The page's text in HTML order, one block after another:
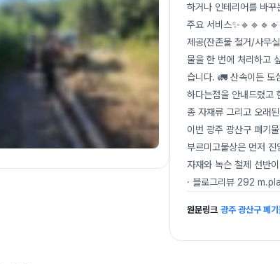
하거나 인테리어를 바
주요 서비스
제공(잔존물 철거/사무
물을 한 번에 처리하고
습니다. 🚛 산속이든 도
하다는점을 안내드렸고
종 자재류 그리고 오래
이번 광주 광산구 폐기
부르미고물상은 먼저
자재와 녹슨 철제 선반
· 블로그리뷰 292
원문링크 광주 광산구 폐